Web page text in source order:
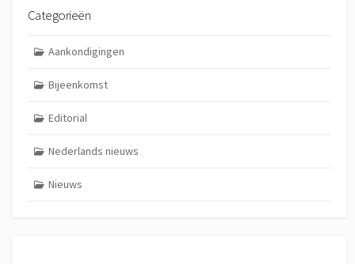
Categorieën
Aankondigingen
Bijeenkomst
Editorial
Nederlands nieuws
Nieuws